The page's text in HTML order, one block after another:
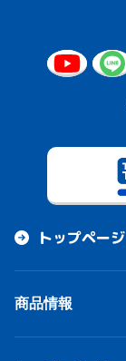
トップページ
商品情報